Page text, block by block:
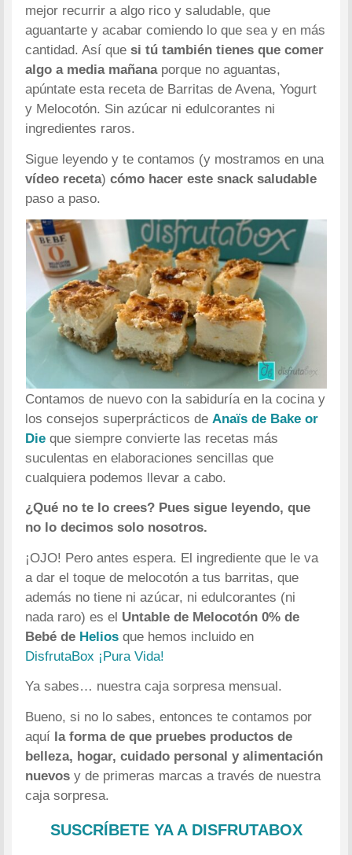
mejor recurrir a algo rico y saludable, que
aguantarte y acabar comiendo lo que sea y en más
cantidad. Así quesi tú también tienes que comer
algo a media mañanaporque no aguantas,
apúntate esta receta de Barritas de Avena, Yogurt
y Melocotón. Sin azúcar ni edulcorantes ni
ingredientes raros.
Sigue leyendo y te contamos (y mostramos en una
vídeo receta)cómo hacer este snack saludable
paso a paso.
Contamos de nuevo con la sabiduría en la cocina y
los consejos superprácticos de Anaïs de Bake or
Die que siempre convierte las recetas más
suculentas en elaboraciones sencillas que
cualquiera podemos llevar a cabo.
¿Qué no te lo crees? Pues sigue leyendo, que
no lo decimos solo nosotros.
¡OJO! Pero antes espera. El ingrediente que le va
a dar el toque de melocotón a tus barritas, que
además no tiene ni azúcar, ni edulcorantes (ni
nada raro) es el Untable de Melocotón 0% de
Bebé de Heliosque hemos incluido en
DisfrutaBox ¡Pura Vida!
Ya sabes… nuestra caja sorpresa mensual.
Bueno, si no lo sabes, entonces te contamos por
aquí la forma de que pruebes productos de
belleza, hogar, cuidado personal y alimentación
nuevos y de primeras marcas a través de nuestra
caja sorpresa.
SUSCRÍBETE YA A DISFRUTABOX